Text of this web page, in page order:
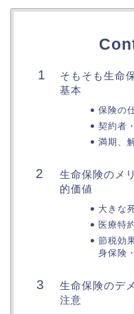
そもそも生命
基本
保険の
契約者
満期、
生命保険のメ
的価値
大きな
医療特
節税効
身保険
生命保険のデ
注意